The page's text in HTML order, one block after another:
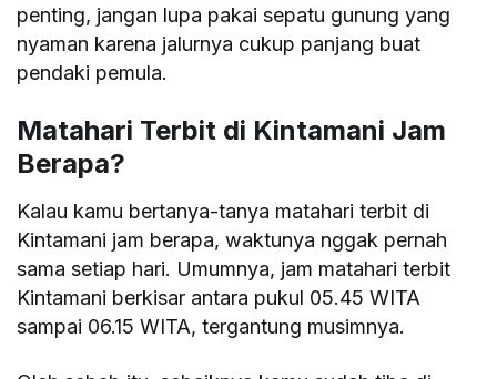
penting, jangan lupa pakai sepatu gunung yang
nyaman karena jalurnya cukup panjang buat
pendaki pemula.
Matahari Terbit di Kintamani Jam
Berapa?
Kalau kamu bertanya-tanya matahari terbit di
Kintamani jam berapa, waktunya nggak pernah
sama setiap hari. Umumnya, jam matahari terbit
Kintamani berkisar antara pukul 05.45 WITA
sampai 06.15 WITA, tergantung musimnya.